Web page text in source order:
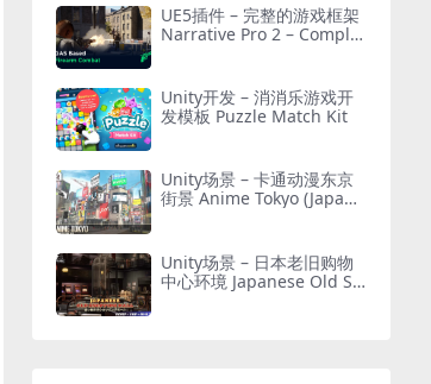
UE5插件 – 完整的游戏框架
Narrative Pro 2 – Complet
Unity开发 – 消消乐游戏开
发模板 Puzzle Match Kit
Unity场景 – 卡通动漫东京
街景 Anime Tokyo (Japane
Unity场景 – 日本老旧购物
中心环境 Japanese Old Sh